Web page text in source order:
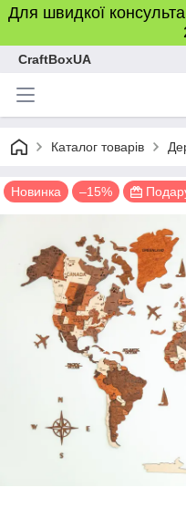
Для швидкої
CraftBoxUA
Каталог товарів
Новинка –15%